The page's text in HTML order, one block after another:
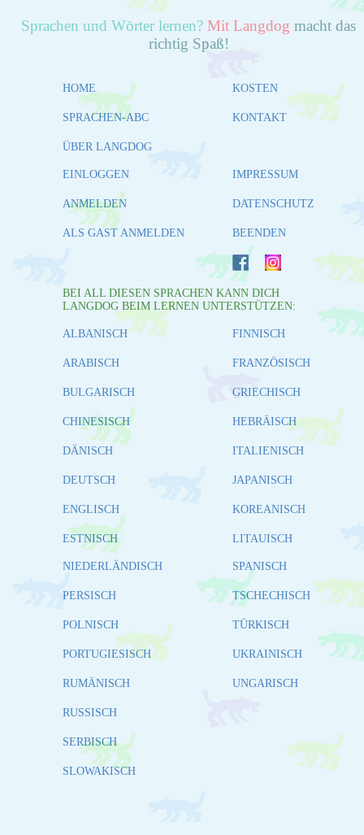
Sprachen und Wörter lernen? Mit Langdog macht das
richtig Spaß!
HOME
SPRACHEN-ABC
ÜBER LANGDOG
KOSTEN
KONTAKT
EINLOGGEN
ANMELDEN
ALS GAST ANMELDEN
IMPRESSUM
DATENSCHUTZ
BEENDEN
BEI ALL DIESEN SPRACHEN KANN DICH
LANGDOG BEIM LERNEN UNTERSTÜTZEN:
ALBANISCH
ARABISCH
BULGARISCH
CHINESISCH
DÄNISCH
DEUTSCH
ENGLISCH
ESTNISCH
FINNISCH
FRANZÖSISCH
GRIECHISCH
HEBRÄISCH
ITALIENISCH
JAPANISCH
KOREANISCH
LITAUISCH
NIEDERLÄNDISCH
PERSISCH
POLNISCH
PORTUGIESISCH
RUMÄNISCH
RUSSISCH
SERBISCH
SLOWAKISCH
SPANISCH
TSCHECHISCH
TÜRKISCH
UKRAINISCH
UNGARISCH